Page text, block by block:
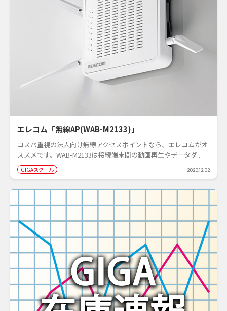
エレコム「無線AP(WAB-M2133)」
コスパ重視の法人向け無線アクセスポイントなら、エレコムがオ
ススメです。WAB-M2133は接続端末間の動画再生やデータダ...
GIGAスクール 2020.12.02